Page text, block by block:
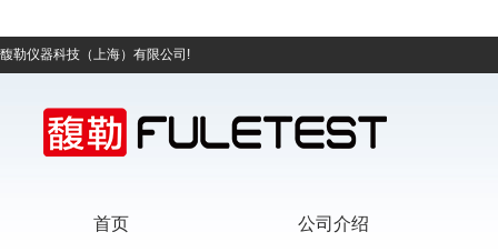
馥勒仪器科技（上海）有限公司!
首页 公司介绍